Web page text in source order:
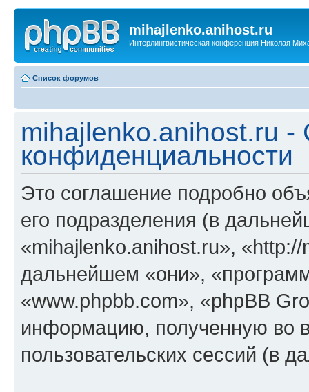
mihajlenko.anihost.ru
Интерлингвистическая конференция Николая
Список форумов
mihajlenko.anihost.ru -
конфиденциальности
Это соглашение подробно
его подразделения (в
«mihajlenko.anihost.ru»,
дальнейшем «они»,
«www.phpbb.com», «phpBB
информацию, полученную во
пользовательских сессий (в